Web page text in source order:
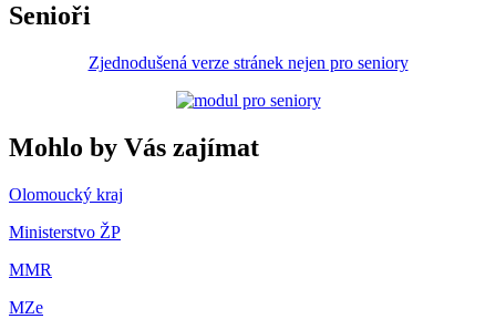
Senioři
Zjednodušená verze stránek nejen pro seniory
Mohlo by Vás zajímat
Olomoucký kraj
Ministerstvo ŽP
MMR
MZe